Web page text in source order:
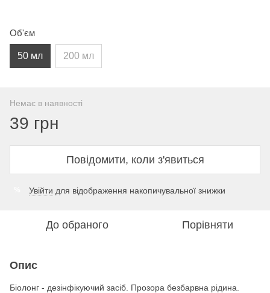
Об'єм
50 мл 200 мл
Немає в наявності
39 грн
Повідомити, коли з'явиться
Увійти для відображення накопичувальної знижки
До обраного Порівняти
Опис
Біолонг - дезінфікуючий засіб. Прозора безбарвна рідина.